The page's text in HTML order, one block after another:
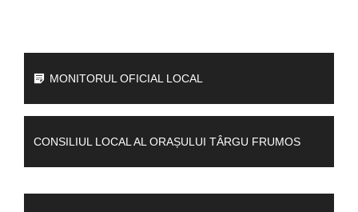
MONITORUL OFICIAL LOCAL
CONSILIUL LOCAL AL ORAȘULUI TÂRGU FRUMOS